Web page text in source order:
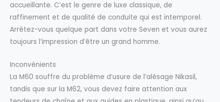
accueillante. C’est le genre de luxe classique, de
raffinement et de qualité de conduite qui est intemporel.
Arrêtez-vous quelque part dans votre Seven et vous aurez
toujours l’impression d’être un grand homme.
Inconvénients
La M60 souffre du problème d’usure de l’alésage Nikasil,
tandis que sur la M62, vous devez faire attention aux